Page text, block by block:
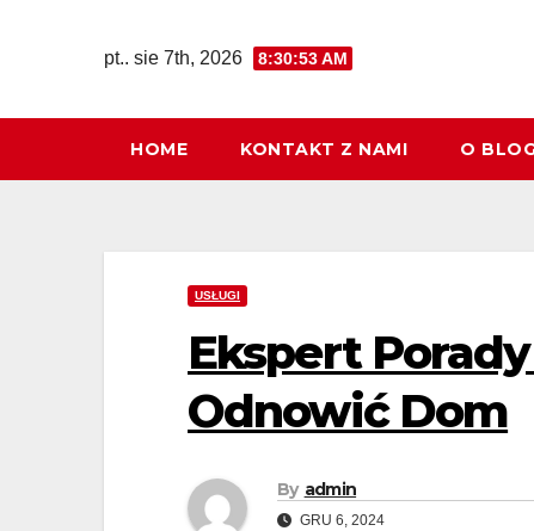
pt.. sie 7th, 2026 8:30:55 AM
HOME KONTAKT Z NAMI O
USŁUGI
Ekspert
Odnowić Dom
By admin
GRU 6, 2024